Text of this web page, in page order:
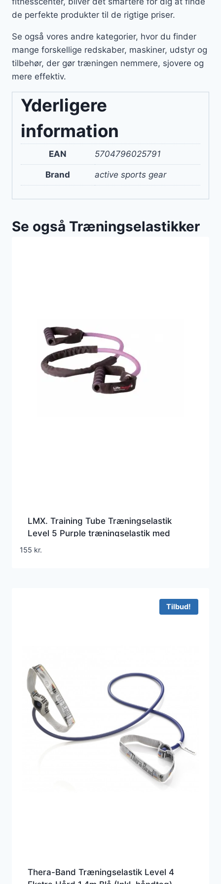
de perfekte produkter til de rigtige priser.
Se også vores andre kategorier, hvor du finder
mange forskellige redskaber, maskiner, udstyr og
tilbehør, der gør træningen nemmere, sjovere og
mere effektiv.
Yderligere
information
EAN 5704796025791
Brand active sports gear
Se også Træningselastikker
LMX. Training Tube Træningselastik
Level 5 Purple træningselastik med
håndtag 122 cm
155 kr.
Tilbud!
Thera-Band Træningselastik Level 4